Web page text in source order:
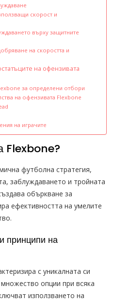
скорост и
върху защитните
на скоростта и
на офензивата
за определени отбори
на офензивата Flexbone
на играчите
Flexbone?
футболна стратегия,
заблуждаването и тройната
объркване за
ефективността на умелите
принципи на
с уникалната си
опции при всяка
използването на